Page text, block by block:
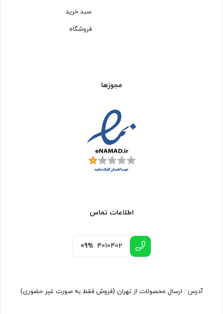
سبد خرید
فروشگاه
مجوزها
اطلاعات تماس
0991 4010402
آدرس : ارسال محصولات از تهران (فروش فقط به صورت غیر حضوری)